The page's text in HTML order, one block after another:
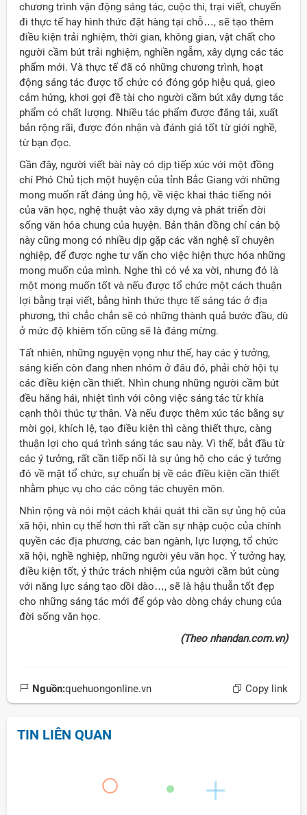
chương trình vận động sáng tác, cuộc thi, trại viết, chuyến
đi thực tế hay hình thức đặt hàng tại chỗ…, sẽ tạo thêm
điều kiện trải nghiệm, thời gian, không gian, vật chất cho
người cầm bút trải nghiệm, nghiền ngẫm, xây dựng các tác
phẩm mới. Và thực tế đã có những chương trình, hoạt
động sáng tác được tổ chức có đóng góp hiệu quả, gieo
cảm hứng, khơi gợi đề tài cho người cầm bút xây dựng tác
phẩm có chất lượng. Nhiều tác phẩm được đăng tải, xuất
bản rộng rãi, được đón nhận và đánh giá tốt từ giới nghề,
từ bạn đọc.
Gần đây, người viết bài này có dịp tiếp xúc với một đồng
chí Phó Chủ tịch một huyện của tỉnh Bắc Giang với những
mong muốn rất đáng ủng hộ, về việc khai thác tiếng nói
của văn học, nghệ thuật vào xây dựng và phát triển đời
sống văn hóa chung của huyện. Bản thân đồng chí cán bộ
này cũng mong có nhiều dịp gặp các văn nghệ sĩ chuyên
nghiệp, để được nghe tư vấn cho việc hiện thực hóa những
mong muốn của mình. Nghe thì có vẻ xa vời, nhưng đó là
một mong muốn tốt và nếu được tổ chức một cách thuận
lợi bằng trại viết, bằng hình thức thực tế sáng tác ở địa
phương, thì chắc chắn sẽ có những thành quả bước đầu, dù
ở mức độ khiêm tốn cũng sẽ là đáng mừng.
Tất nhiên, những nguyện vọng như thế, hay các ý tưởng,
sáng kiến còn đang nhen nhóm ở đâu đó, phải chờ hội tụ
các điều kiện cần thiết. Nhìn chung những người cầm bút
đều hăng hái, nhiệt tình với công việc sáng tác từ khía
cạnh thôi thúc tự thân. Và nếu được thêm xúc tác bằng sự
mời gọi, khích lệ, tạo điều kiện thì càng thiết thực, càng
thuận lợi cho quá trình sáng tác sau này. Vì thế, bắt đầu từ
các ý tưởng, rất cần tiếp nối là sự ủng hộ cho các ý tưởng
đó về mặt tổ chức, sự chuẩn bị về các điều kiện cần thiết
nhằm phục vụ cho các công tác chuyên môn.
Nhìn rộng và nói một cách khái quát thì cần sự ủng hộ của
xã hội, nhìn cụ thể hơn thì rất cần sự nhập cuộc của chính
quyền các địa phương, các ban ngành, lực lượng, tổ chức
xã hội, nghề nghiệp, những người yêu văn học. Ý tưởng hay,
điều kiện tốt, ý thức trách nhiệm của người cầm bút cùng
với năng lực sáng tạo dồi dào…, sẽ là hậu thuẫn tốt đẹp
cho những sáng tác mới để góp vào dòng chảy chung của
đời sống văn học.
(Theo nhandan.com.vn)
Nguồn:quehuongonline.vn Copy link
TIN LIÊN QUAN